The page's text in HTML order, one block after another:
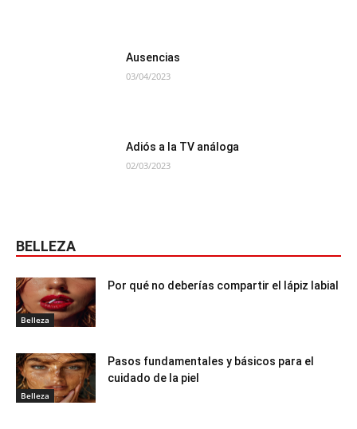
Ausencias
03/04/2023
Adiós a la TV análoga
02/03/2023
BELLEZA
Belleza
Por qué no deberías compartir el lápiz labial
Belleza
Pasos fundamentales y básicos para el
cuidado de la piel